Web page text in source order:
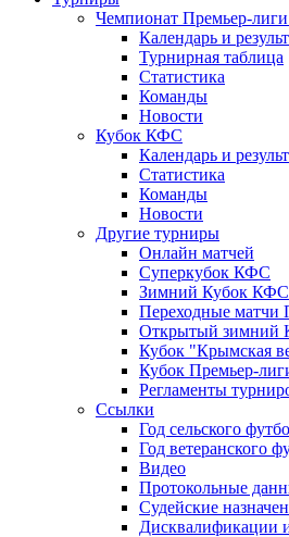
Чемпионат Премьер-
Календарь и
Турнирная таблица
Статистика
Команды
Новости
Кубок КФС
Календарь и
Статистика
Команды
Новости
Другие турниры
Онлайн матчей
Суперкубок КФС
Зимний Кубок КФС
Переходные
Открытый зимний
Кубок "Крымская
Кубок Премьер-
Регламенты
Ссылки
Год сельского
Год ветеранского
Видео
Протокольные
Судейские
Дисквалификации